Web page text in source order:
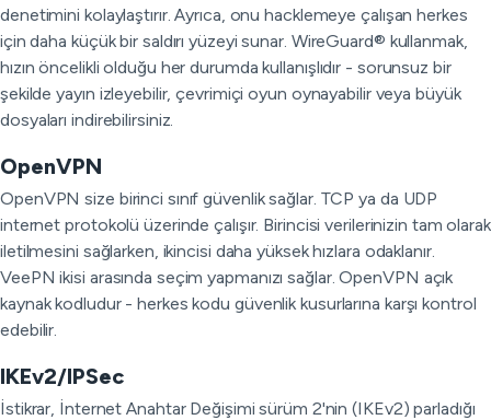
denetimini kolaylaştırır. Ayrıca, onu hacklemeye çalışan herkes
için daha küçük bir saldırı yüzeyi sunar. WireGuard® kullanmak,
hızın öncelikli olduğu her durumda kullanışlıdır - sorunsuz bir
şekilde yayın izleyebilir, çevrimiçi oyun oynayabilir veya büyük
dosyaları indirebilirsiniz.
OpenVPN
OpenVPN size birinci sınıf güvenlik sağlar. TCP ya da UDP
internet protokolü üzerinde çalışır. Birincisi verilerinizin tam olarak
iletilmesini sağlarken, ikincisi daha yüksek hızlara odaklanır.
VeePN ikisi arasında seçim yapmanızı sağlar. OpenVPN açık
kaynak kodludur - herkes kodu güvenlik kusurlarına karşı kontrol
edebilir.
IKEv2/IPSec
İstikrar, İnternet Anahtar Değişimi sürüm 2'nin (IKEv2) parladığı